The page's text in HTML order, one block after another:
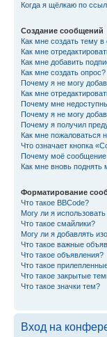
Когда я щёлкаю по
Создание сообщений
Как мне создать тему
Как мне
Как мне добавить
Как мне создать опрос?
Почему я не могу
Как мне
Почему мне
Почему я не могу
Почему я получил
Как мне пожаловаться
Что означает кнопка
Почему моё сообщение
Как мне вновь поднять
Форматирование
Что такое BBCode?
Могу ли я
Что такое смайлики?
Могу ли я добавлять
Что такое важные
Что такое объявления?
Что такое
Что такое закрытые
Что такое значки тем?
Вход на